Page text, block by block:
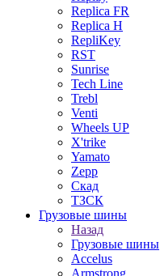
Replica FR
Replica H
RepliKey
RST
Sunrise
Tech Line
Trebl
Venti
Wheels UP
X'trike
Yamato
Zepp
Скад
ТЗСК
Грузовые шины
Назад
Грузовые шины
Accelus
Armstrong